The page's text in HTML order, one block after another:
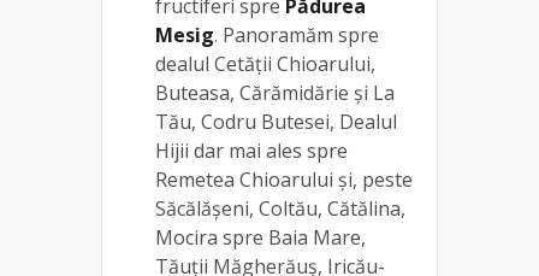
fructiferi spre Pădurea
Mesig. Panoramăm spre
dealul Cetății Chioarului,
Buteasa, Cărămidărie și La
Tău, Codru Butesei, Dealul
Hijii dar mai ales spre
Remetea Chioarului și, peste
Săcălășeni, Coltău, Cătălina,
Mocira spre Baia Mare,
Tăuții Măgherăuș, Iricău-